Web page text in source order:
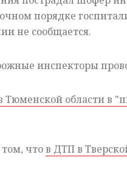
порядке
не сообщается.
инспекторы
Тюменской области в
том, чтов ДТП в